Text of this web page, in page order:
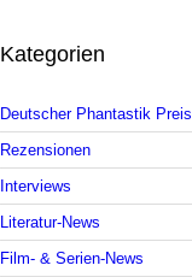
Kategorien
Deutscher Phantastik Preis
Rezensionen
Interviews
Literatur-News
Film- & Serien-News